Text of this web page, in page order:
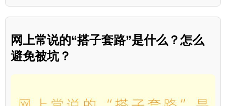
网上常说的“搭子套路”是什么？怎么
避免被坑？